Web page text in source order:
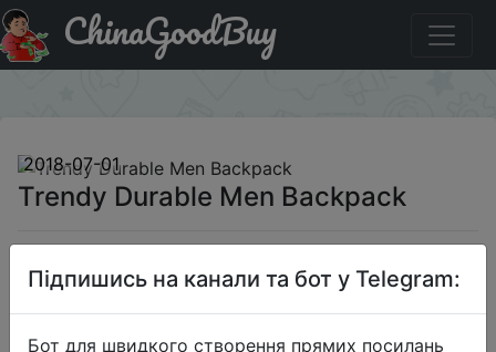
Акція на Trendy Durable Men Backpack
ChinaGoodBuy
2018-07-01
Trendy Durable Men Backpack
$4.98
Підпишись на канали та бот у Telegram:
Бот для швидкого створення прямих посилань